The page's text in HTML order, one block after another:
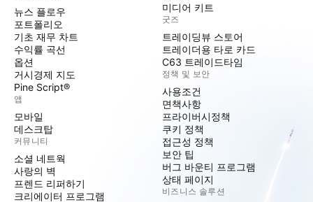
뉴스 플로우
포트폴리오
기초 재무 차트
수익률 곡선
옵션
거시경제 지도
Pine Script®
앱
모바일
데스크탑
커뮤니티
소셜 네트웍
사랑의 벽
프렌드 리퍼하기
크리에이터 프로그램
미디어 키트
굿즈
트레이딩뷰 스토어
트레이더용 타로 카드
C63 트레이드타임
정책 및 보안
사용조건
면책사항
프라이버시정책
쿠키 정책
접근성 정책
보안 팁
버그 바운티 프로그램
상태 페이지
비즈니스 솔루션